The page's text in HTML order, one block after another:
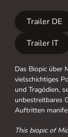
Trailer DE
Trailer IT
Das Biopic über
vielschichtiges
und Tragödien,
unbestreitbares
Auftritten
This biopic of